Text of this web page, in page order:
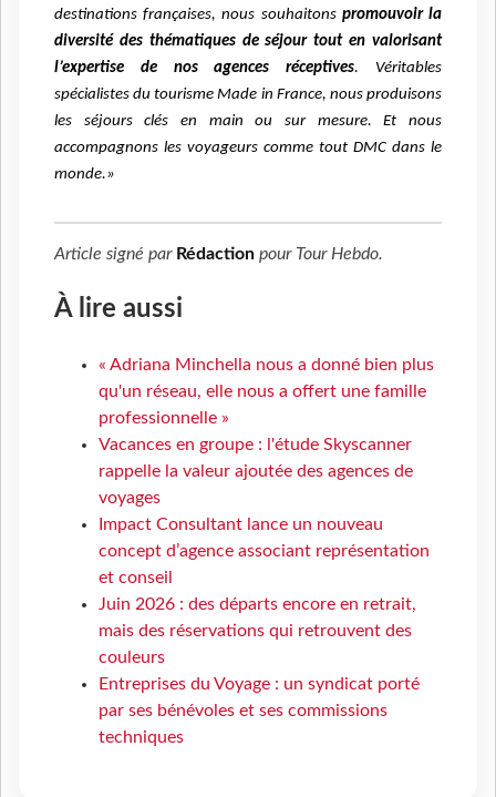
destinations françaises, nous souhaitons promouvoir la
diversité des thématiques de séjour tout en valorisant
l’expertise de nos agencesréceptives. Véritables
spécialistes du tourisme Made in France, nous produisons
les séjours clés en main ou sur mesure. Et nous
accompagnons les voyageurs comme tout DMC dans le
monde.»
Article signé par Rédaction pour Tour Hebdo.
À lire aussi
« Adriana Minchella nous a donné bien plus
qu'un réseau, elle nous a offert une famille
professionnelle »
Vacances en groupe : l'étude Skyscanner
rappelle la valeur ajoutée des agences de
voyages
Impact Consultant lance un nouveau
concept d’agence associant représentation
et conseil
Juin 2026 : des départs encore en retrait,
mais des réservations qui retrouvent des
couleurs
Entreprises du Voyage : un syndicat porté
par ses bénévoles et ses commissions
techniques